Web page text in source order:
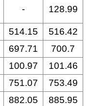
- 128.99
514.15
516.42
697.71
700.7
100.97
101.46
751.07
753.49
882.05
885.95